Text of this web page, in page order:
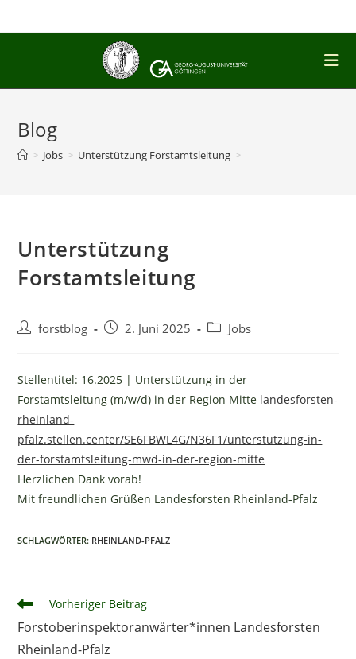
Inhalt
Blog
> Jobs > Unterstützung Forstamtsleitung >
Unterstützung
Forstamtsleitung
Beitrags-
forstblog
Beitrag2. Juni 2025
Beitrags-
Jobs
Stellentitel: 16.2025 | Unterstützung in der
Forstamtsleitung (m/w/d) in der Region Mitte landesforsten-
rheinland-
pfalz.stellen.center/SE6FBWL4G/N36F1/unterstutzung-in-
der-forstamtsleitung-mwd-in-der-region-mitte
Herzlichen Dank vorab!
Mit freundlichen Grüßen Landesforsten Rheinland-Pfalz
SCHLAGWÖRTER: RHEINLAND-PFALZ
Weitere
ansehen
Vorheriger Beitrag
Forstoberinspektoranwärter*innen Landesforsten
Rheinland-Pfalz